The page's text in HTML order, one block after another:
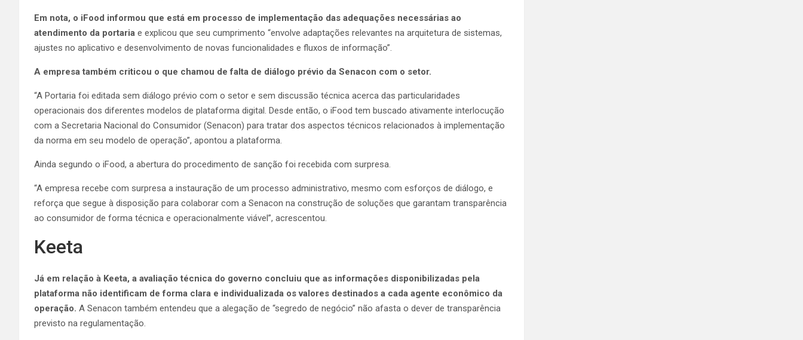
Em nota, o iFood informou que está em processo de implementação das adequações necessárias ao
atendimento da portaria e explicou que seu cumprimento “envolve adaptações relevantes na arquitetura de sistemas,
ajustes no aplicativo e desenvolvimento de novas funcionalidades e fluxos de informação”.
A empresa também criticou o que chamou de falta de diálogo prévio da Senacon com o setor.
“A Portaria foi editada sem diálogo prévio com o setor e sem discussão técnica acerca das particularidades
operacionais dos diferentes modelos de plataforma digital. Desde então, o iFood tem buscado ativamente interlocução
com a Secretaria Nacional do Consumidor (Senacon) para tratar dos aspectos técnicos relacionados à implementação
da norma em seu modelo de operação”, apontou a plataforma.
Ainda segundo o iFood, a abertura do procedimento de sanção foi recebida com surpresa.
“A empresa recebe com surpresa a instauração de um processo administrativo, mesmo com esforços de diálogo, e
reforça que segue à disposição para colaborar com a Senacon na construção de soluções que garantam transparência
ao consumidor de forma técnica e operacionalmente viável”, acrescentou.
Keeta
Já em relação à Keeta, a avaliação técnica do governo concluiu que as informações disponibilizadas pela
plataforma não identificam de forma clara e individualizada os valores destinados a cada agente econômico da
operação. A Senacon também entendeu que a alegação de “segredo de negócio” não afasta o dever de transparência
previsto na regulamentação.